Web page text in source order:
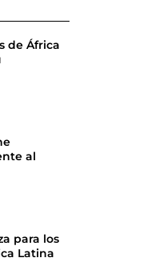
de África
al
para los
Latina